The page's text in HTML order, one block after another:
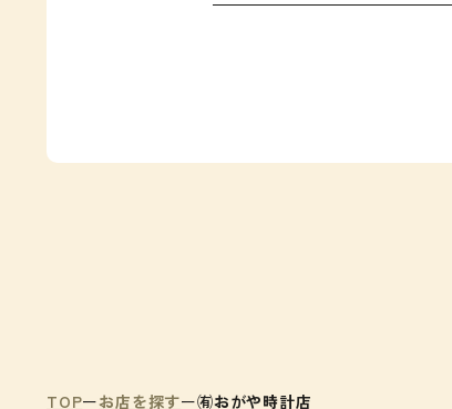
TOP お店を探す ㈲おがや時計店